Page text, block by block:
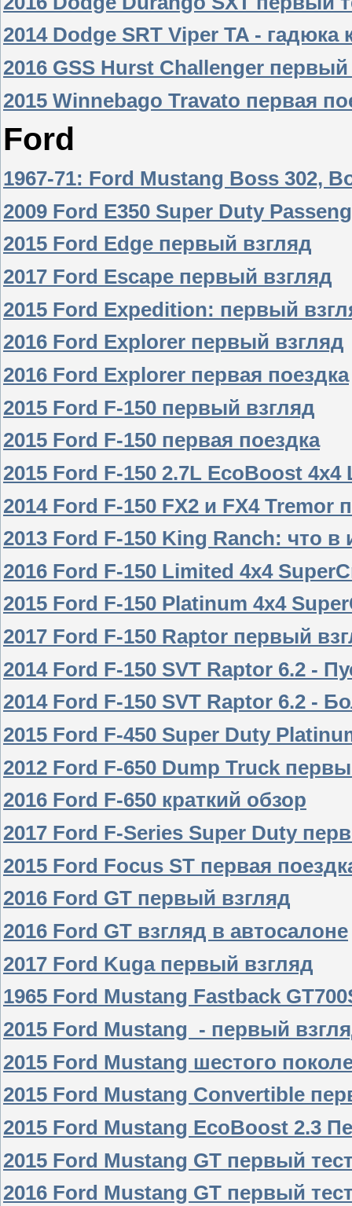
2014 Dodge SRT Viper TA - гадюка
2016 GSS Hurst Challenger первый
2015 Winnebago Travato первая
Ford
1967-71: Ford Mustang Boss 302,
2009 Ford E350 Super Duty
2015 Ford Edge первый взгляд
2017 Ford Escape первый взгляд
2015 Ford Expedition: первый
2016 Ford Explorer первый взгляд
2016 Ford Explorer первая поездка
2015 Ford F-150 первый взгляд
2015 Ford F-150 первая поездка
2015 Ford F-150 2.7L EcoBoost
2014 Ford F-150 FX2 и FX4 Tremor
2013 Ford F-150 King Ranch: что
2016 Ford F-150 Limited 4x4
2015 Ford F-150 Platinum 4x4
2017 Ford F-150 Raptor первый
2014 Ford F-150 SVT Raptor 6.2 -
2014 Ford F-150 SVT Raptor 6.2 -
2015 Ford F-450 Super Duty
2012 Ford F-650 Dump Truck
2016 Ford F-650 краткий обзор
2017 Ford F-Series Super Duty
2015 Ford Focus ST первая
2016 Ford GT первый взгляд
2016 Ford GT взгляд в автосалоне
2017 Ford Kuga первый взгляд
1965 Ford Mustang Fastback
2015 Ford Mustang - первый
2015 Ford Mustang шестого
2015 Ford Mustang Convertible
2015 Ford Mustang EcoBoost 2.3
2015 Ford Mustang GT первый
2016 Ford Mustang GT первый